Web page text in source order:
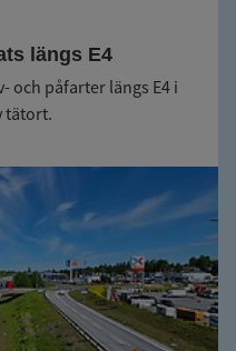
längs E4
och påfarter längs E4 i
tätort.